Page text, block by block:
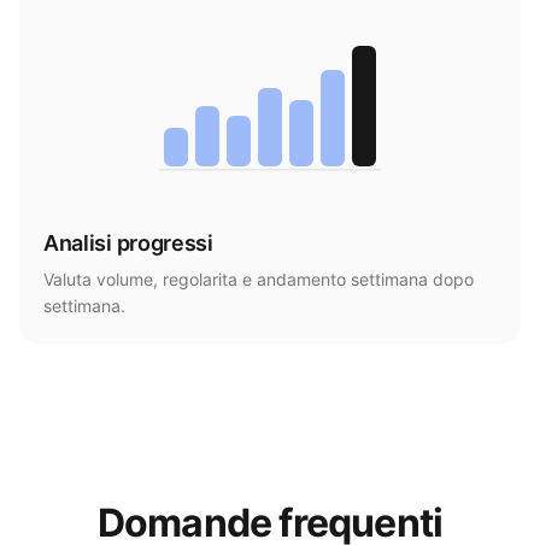
Analisi progressi
Valuta volume, regolarita e andamento settimana dopo
settimana.
Domande frequenti